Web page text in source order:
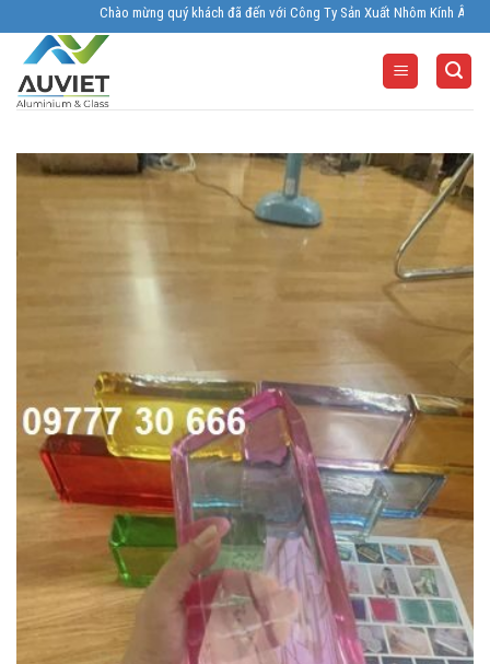
to
content
Chào mừng quý khách đã đến với Công Ty Sản Xuất Nhôm Kính Âu Viêt.